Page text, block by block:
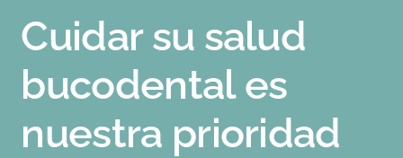
Cuidar su salud
bucodental es
nuestra prioridad